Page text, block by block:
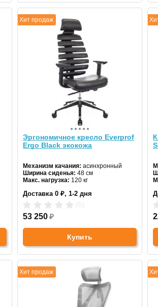
Хит продаж
Эргономичное кресло Everprof
Ergo Black экокожа
Механизм качания: асинхронный
Ширина сиденья: 48 см
Макс. нагрузка: 120 кг
Материал спинки:экокожа
Цвет:черный
Доставка 0 ₽, 1-2 дня
53 250₽
Купить
Хит продаж